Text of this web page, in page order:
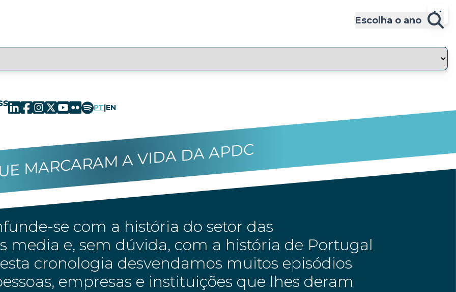
Escolha o ano
PT|EN
MARCARAM A VIDA DA APDC
se com a história do setor das
media e, sem dúvida, com a história de Portugal
cronologia desvendamos muitos episódios
empresas e instituições que lhes deram